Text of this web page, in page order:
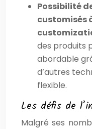
Possibilité
customisés
des produits
abordable
d’autres
flexible.
Les défis de
Malgré ses